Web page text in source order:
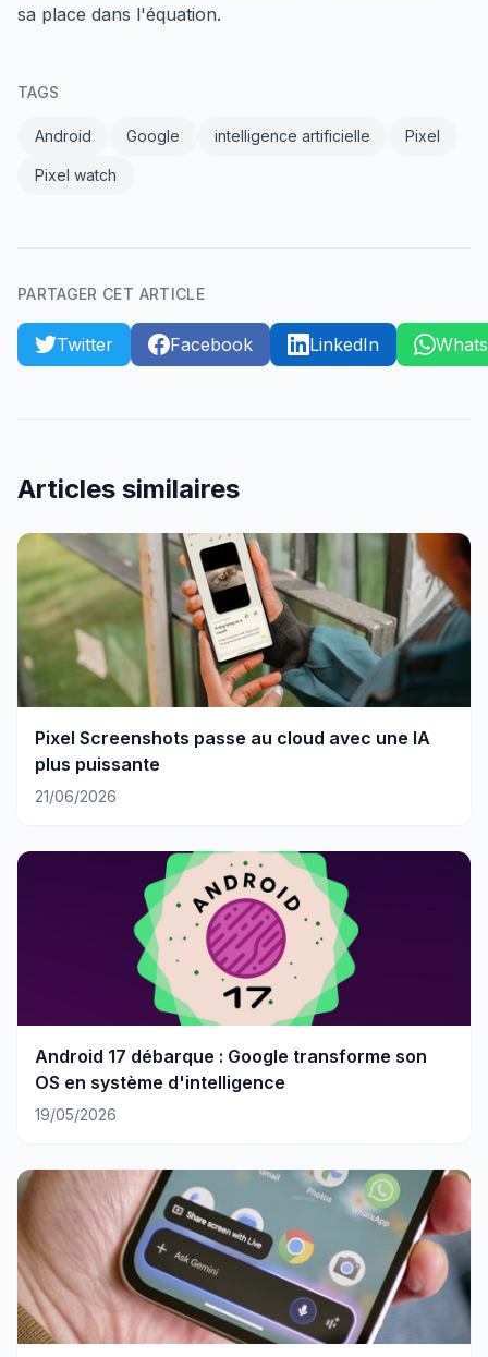
sa place dans l'équation.
TAGS
Android Google intelligence artificielle Pixel
Pixel watch
PARTAGER CET ARTICLE
Twitter Facebook LinkedIn
Articles similaires
Pixel Screenshots passe au cloud avec une IA
plus puissante
21/06/2026
Android 17 débarque : Google transforme son
OS en système d'intelligence
19/05/2026